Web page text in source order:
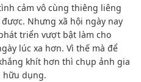
cảm vô cùng thiêng liêng
Nhưng xã hội ngày nay
triển vượt bật làm cho
lúc xa hơn. Vì thế mà để
khít hơn thì chụp ảnh gia
hữu dụng.